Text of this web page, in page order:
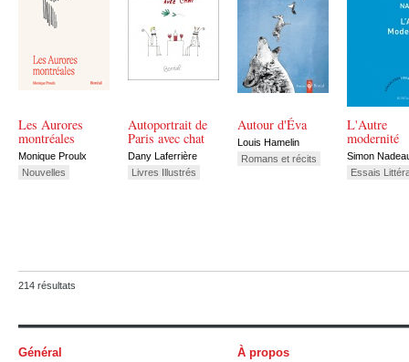
Les Aurores
montréales
Monique Proulx
Nouvelles
Autoportrait de
Paris avec chat
Dany Laferrière
Livres Illustrés
Autour d'Éva
Louis Hamelin
Romans et récits
L'Autre
modernité
Simon
Essais
214 résultats
Général À propos